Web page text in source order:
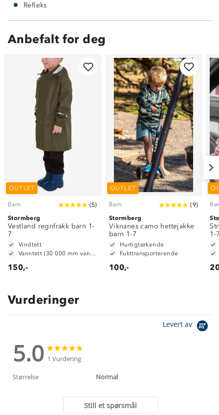
Refleks
Anbefalt for deg
OUTLET
Barn (5)
Stormberg
Vestland regnfrakk barn 1-
7
Vindtett
150,-
OUTLET
Barn (9)
Stormberg
Viknanes camo hettejakke
barn 1-7
Hurtigtørkende
Fukttransporterende
100,-
1-
Vurderinger
Levert av
5.0
5.0
star
rating
1 Vurdering
Størrelse Normal
Still et spørsmål